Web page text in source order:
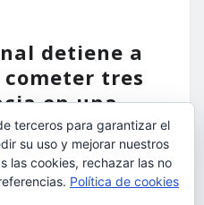
detiene a
cometer tres
en una
7, 2026
terceros para garantizar el
su uso y mejorar nuestros
las cookies, rechazar las no
Política de cookies